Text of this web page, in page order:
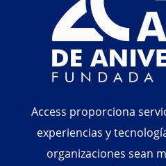
Access proporciona
experiencias y
organizaciones sean